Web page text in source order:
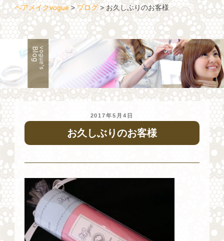
ヘアメイクvogue>ブログ>お久しぶりのお客様
投
日:
2017年5月4日
お久しぶりのお客様